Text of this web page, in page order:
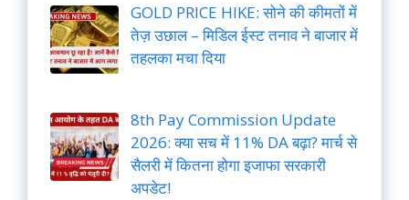
GOLD PRICE HIKE: सोने की कीमतों में
तेज़ उछाल – मिडिल ईस्ट तनाव ने बाजार में
तहलका मचा दिया
8th Pay Commission Update
2026: क्या सच में 11% DA बढ़ा? मार्च से
सैलरी में कितना होगा इजाफा सरकारी
अपडेट!